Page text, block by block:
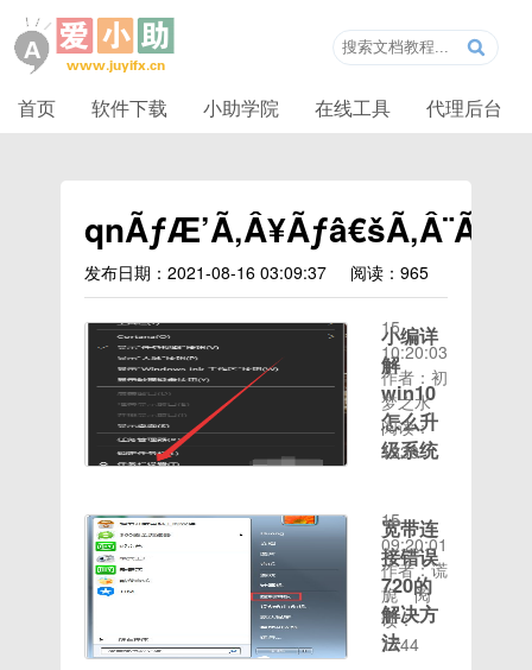
首页 软件下载 小助学院 在线工具 代理后台
发布日期：2021-08-16 03:09:37 阅读：965
小编详
解
win10
怎么升
级系统
来，就成
为了用户
热选系
统。但随
之而来的
就是各种
时间：
2020-08-
15
10:20:03
作者：初
梦之水
阅读：
1336
宽带连
接错误
720的
解决方
法
15
09:20:01
作者：谎
旎
阅
读：
1744
时间：